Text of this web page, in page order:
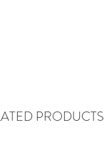
PRODUCTS